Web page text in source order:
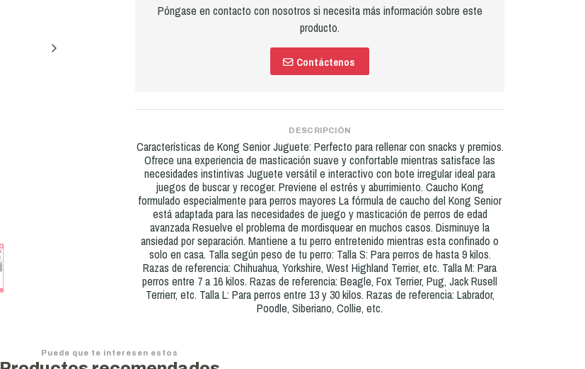
Póngase en contacto con nosotros si necesita más información sobre este
producto.
Contáctenos
DESCRIPCIÓN
Características de Kong Senior Juguete: Perfecto para rellenar con snacks y premios.
Ofrece una experiencia de masticación suave y confortable mientras satisface las
necesidades instintivas Juguete versátil e interactivo con bote irregular ideal para
juegos de buscar y recoger. Previene el estrés y aburrimiento. Caucho Kong
formulado especialmente para perros mayores La fórmula de caucho del Kong Senior
está adaptada para las necesidades de juego y masticación de perros de edad
avanzada Resuelve el problema de mordisquear en muchos casos. Disminuye la
ansiedad por separación. Mantiene a tu perro entretenido mientras esta confinado o
solo en casa. Talla según peso de tu perro: Talla S: Para perros de hasta 9 kilos.
Razas de referencia: Chihuahua, Yorkshire, West Highland Terrier, etc. Talla M: Para
perros entre 7 a 16 kilos. Razas de referencia: Beagle, Fox Terrier, Pug, Jack Rusell
Terrierr, etc. Talla L: Para perros entre 13 y 30 kilos. Razas de referencia: Labrador,
Poodle, Siberiano, Collie, etc.
Puede que te interesen estos